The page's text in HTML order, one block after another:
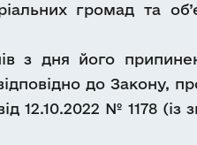
громад та
з дня його
до Закону,
12.10.2022 № 1178 (із